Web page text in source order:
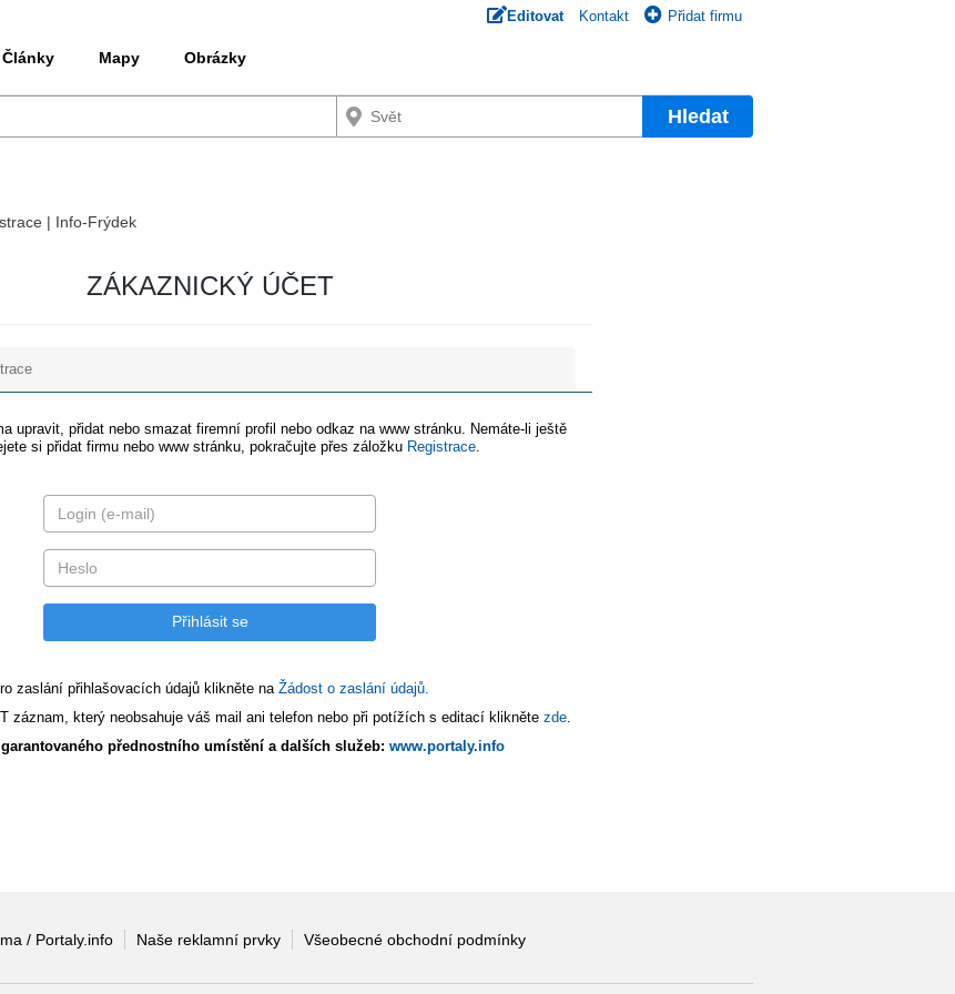
Editovat Kontakt Přidat firmu
Články Mapy Obrázky
Hledat
| Info-Frýdek
ZÁKAZNICKÝ ÚČET
upravit, přidat nebo smazat firemní profil nebo odkaz na www stránku. Nemáte-li ještě
si přidat firmu nebo www stránku, pokračujte přes záložku Registrace
zaslání přihlašovacích údajů klikněte na Žádost o zaslání údajů.
záznam, který neobsahuje váš mail ani telefon nebo při potížích s editací klikněte zde
přednostního umístění a dalších služeb: www.portaly.info
/ Portaly.info Naše reklamní prvky Všeobecné obchodní podmínky